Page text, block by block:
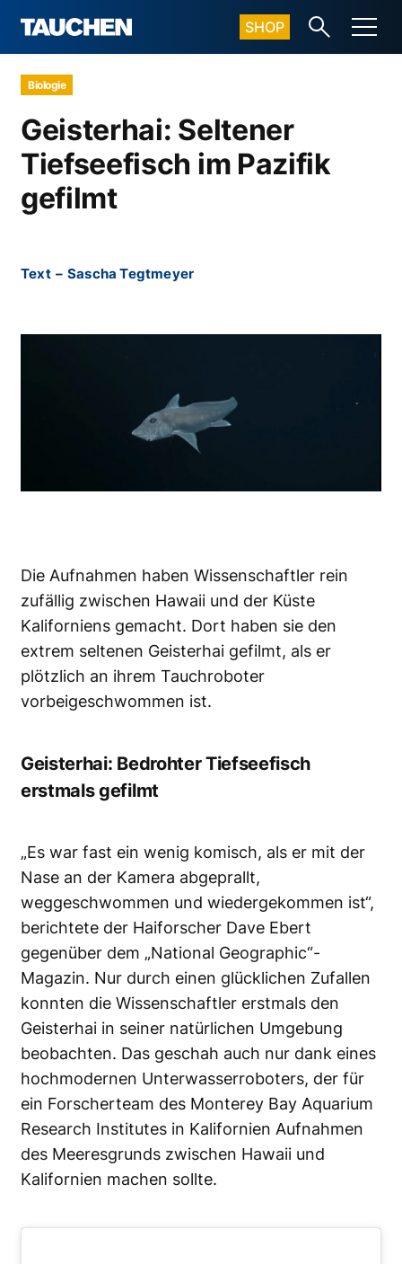
SHOP
Biologie
Geisterhai: Seltener
Tiefseefisch im Pazifik
gefilmt
Text – Sascha Tegtmeyer
Die Aufnahmen haben Wissenschaftler rein
zufällig zwischen Hawaii und der Küste
Kaliforniens gemacht. Dort haben sie den
extrem seltenen Geisterhai gefilmt, als er
plötzlich an ihrem Tauchroboter
vorbeigeschwommen ist.
Geisterhai: Bedrohter Tiefseefisch
erstmals gefilmt
„Es war fast ein wenig komisch, als er mit der
Nase an der Kamera abgeprallt,
weggeschwommen und wiedergekommen ist“,
berichtete der Haiforscher Dave Ebert
gegenüber dem „National Geographic“-
Magazin. Nur durch einen glücklichen Zufallen
konnten die Wissenschaftler erstmals den
Geisterhai in seiner natürlichen Umgebung
beobachten. Das geschah auch nur dank eines
hochmodernen Unterwasserroboters, der für
ein Forscherteam des Monterey Bay Aquarium
Research Institutes in Kalifornien Aufnahmen
des Meeresgrunds zwischen Hawaii und
Kalifornien machen sollte.